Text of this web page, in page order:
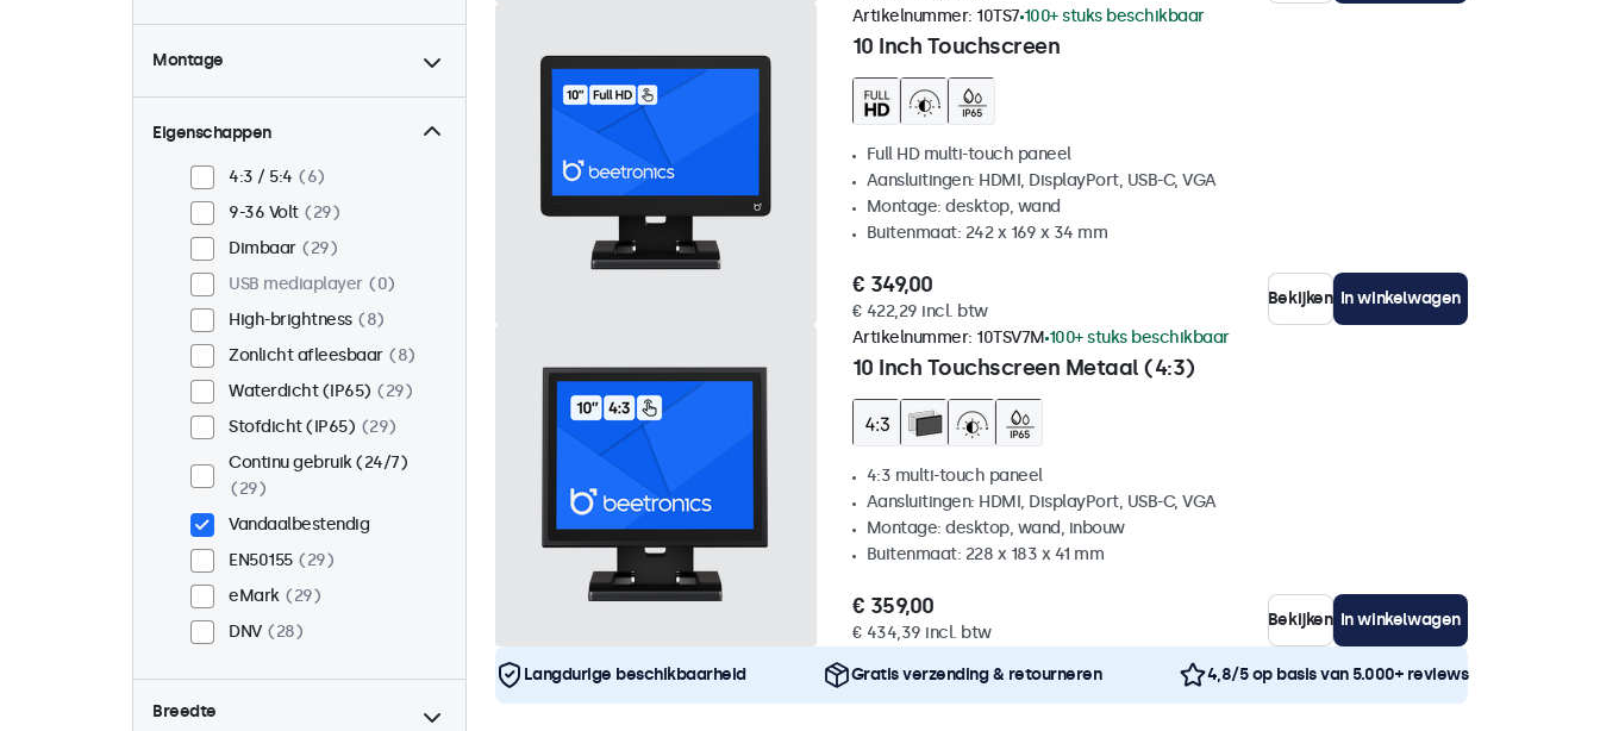
Montage
Desktop
21
Wand
Panel mount
Inbouw
25
Rackmontage (19 inch)
VESA 75 x 75
17
VESA 100 x 100
Eigenschappen
4:3 / 5:4
6
9-36 Volt
29
Dimbaar
29
USB mediaplayer
0
High-brightness
8
Zonlicht afleesbaar
8
Waterdicht (IP65)
29
Stofdicht (IP65)
29
Continu gebruik (24/7)
29
Vandaalbestendig
EN50155
29
eMark
29
DNV
28
Breedte
10 Inch Touchscreen
Artikelnummer: 10TS7 100+ stuks beschikbaar
Full HD multi-touch paneel
Aansluitingen: HDMI, DisplayPort, USB-C, VGA
Montage: desktop, wand
Buitenmaat: 242 x 169 x 34 mm
€ 349,00
€ 422,29 incl. btw
Bekijken In winkelwagen
10 Inch Touchscreen Metaal (4:3)
Artikelnummer: 10TSV7M 100+ stuks beschikbaar
4:3 multi-touch paneel
Aansluitingen: HDMI, DisplayPort, USB-C, VGA
Montage: desktop, wand, inbouw
Buitenmaat: 228 x 183 x 41 mm
€ 359,00
€ 434,39 incl. btw
Bekijken In winkelwagen
Langdurige beschikbaarheid Gratis verzending & retourneren 4,8/5 op basis van 5.000+ reviews